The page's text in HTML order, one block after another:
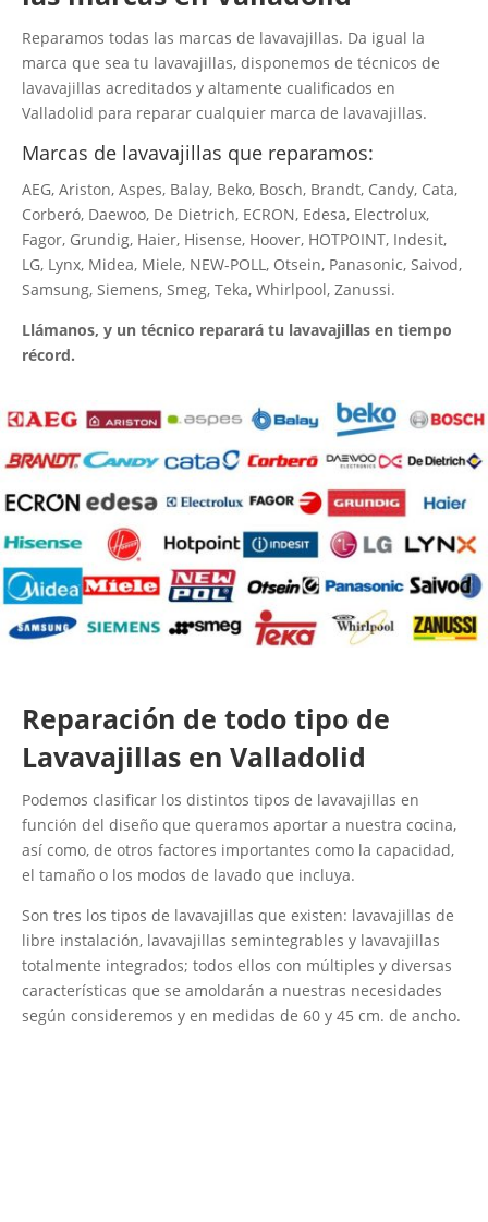
Reparamos todas las marcas de lavavajillas. Da igual la
marca que sea tu lavavajillas, disponemos de técnicos de
lavavajillas acreditados y altamente cualificados en
Valladolid para reparar cualquier marca de lavavajillas.
Marcas de lavavajillas que reparamos:
AEG, Ariston, Aspes, Balay, Beko, Bosch, Brandt, Candy, Cata,
Corberó, Daewoo, De Dietrich, ECRON, Edesa, Electrolux,
Fagor, Grundig, Haier, Hisense, Hoover, HOTPOINT, Indesit,
LG, Lynx, Midea, Miele, NEW-POLL, Otsein, Panasonic, Saivod,
Samsung, Siemens, Smeg, Teka, Whirlpool, Zanussi.
Llámanos, y un técnico reparará tu lavavajillas en tiempo
récord.
Reparación de todo tipo de
Lavavajillas en Valladolid
Podemos clasificar los distintos tipos de lavavajillas en
función del diseño que queramos aportar a nuestra cocina,
así como, de otros factores importantes como la capacidad,
el tamaño o los modos de lavado que incluya.
Son tres los tipos de lavavajillas que existen: lavavajillas de
libre instalación, lavavajillas semintegrables y lavavajillas
totalmente integrados; todos ellos con múltiples y diversas
características que se amoldarán a nuestras necesidades
según consideremos y en medidas de 60 y 45 cm. de ancho.